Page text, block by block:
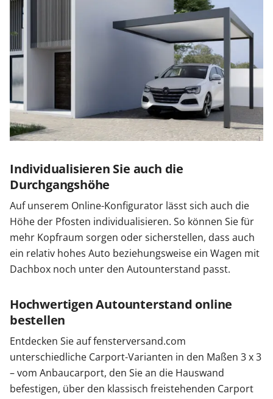
Individualisieren Sie auch die
Durchgangshöhe
Auf unserem Online-Konfigurator lässt sich auch die
Höhe der Pfosten individualisieren. So können Sie für
mehr Kopfraum sorgen oder sicherstellen, dass auch
ein relativ hohes Auto beziehungsweise ein Wagen mit
Dachbox noch unter den Autounterstand passt.
Hochwertigen Autounterstand online
bestellen
Entdecken Sie auf fensterversand.com
unterschiedliche Carport-Varianten in den Maßen 3 x 3
– vom Anbaucarport, den Sie an die Hauswand
befestigen, über den klassisch freistehenden Carport